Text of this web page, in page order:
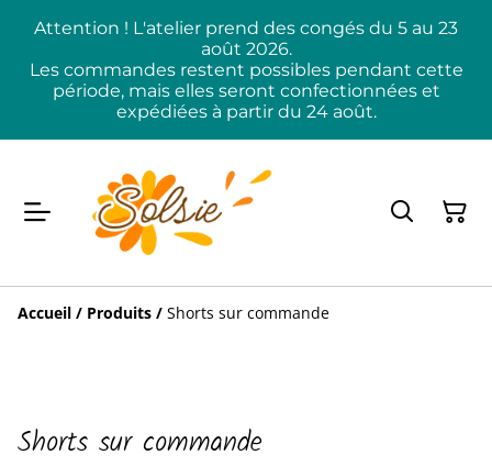
Attention ! L'atelier prend des congés du 5 au 23
août 2026.
Les commandes restent possibles pendant cette
période, mais elles seront confectionnées et
expédiées à partir du 24 août.
Accueil / Produits / Shorts sur commande
Shorts sur commande